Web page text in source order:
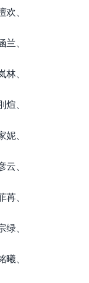
、
、
、
、
、
、
、
、
、